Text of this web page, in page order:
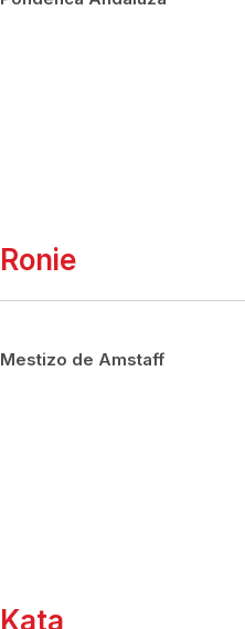
Ronie
Mestizo de Amstaff
Kata